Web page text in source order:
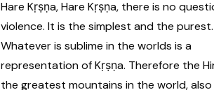
Hare Kṛṣṇa, Hare Kṛṣṇa, there is no
violence. It is the simplest and the purest.
Whatever is sublime in the worlds is a
representation of Kṛṣṇa. Therefore the
the greatest mountains in the world, also